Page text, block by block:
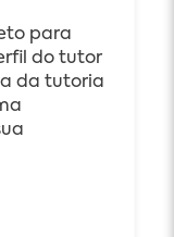
para
do tutor
da tutoria